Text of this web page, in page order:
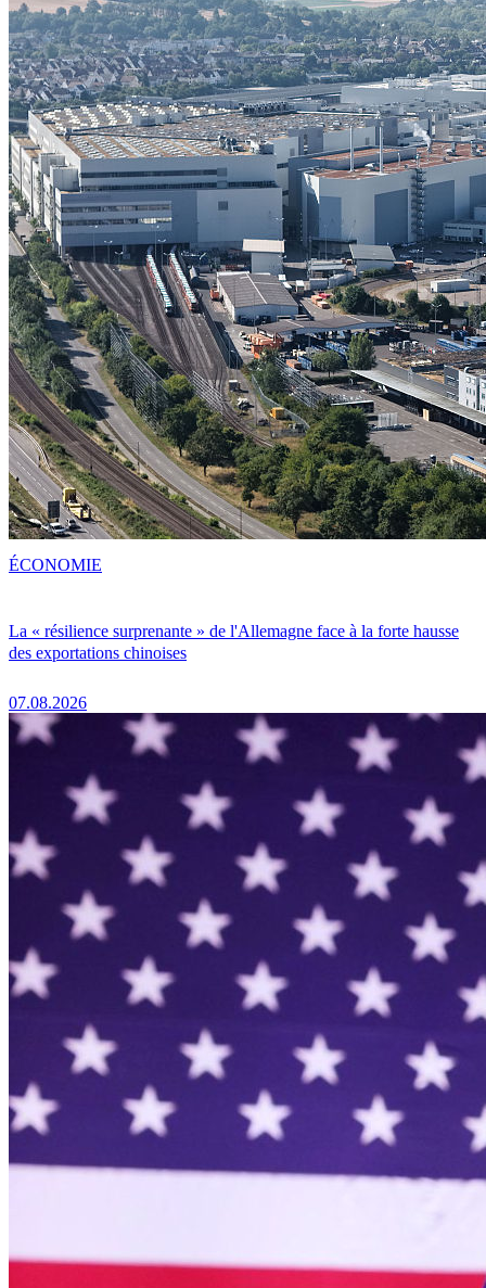
La « résilience surprenante » de l'Allemagne face à la forte hausse
des exportations chinoises
07.08.2026
ÉCONOMIE